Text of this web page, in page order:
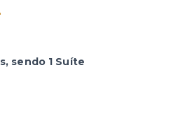
sendo 1 Suíte